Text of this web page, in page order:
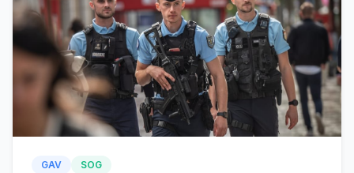
GAV SOG